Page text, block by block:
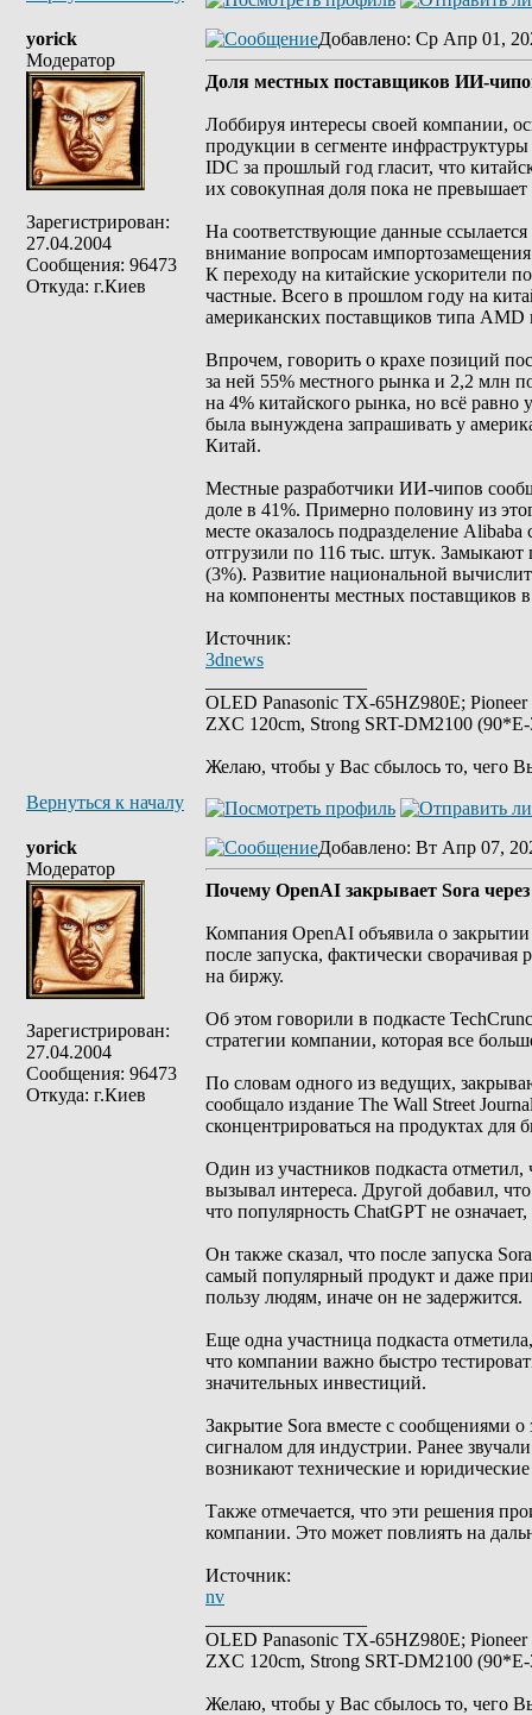
yorick
Модератор
Зарегистрирован:
27.04.2004
Сообщения: 96473
Откуда: г.Киев
Добавлено: Ср Апр 01,
Доля местных поставщиков ИИ-
Лоббируя интересы своей компании,
продукции в сегменте
IDC за прошлый год гласит, что
их совокупная доля пока не превышает
На соответствующие данные
внимание вопросам
К переходу на китайские ускорители
частные. Всего в прошлом году на
американских поставщиков типа AMD
Впрочем, говорить о крахе позиций
за ней 55% местного рынка и 2,2 млн
на 4% китайского рынка, но всё равно
была вынуждена запрашивать у
Китай.
Местные разработчики ИИ-чипов
доле в 41%. Примерно половину из
месте оказалось подразделение
отгрузили по 116 тыс. штук.
(3%). Развитие национальной
на компоненты местных поставщиков
Источник:
3dnews
OLED Panasonic TX-65HZ980E;
ZXC 120cm, Strong SRT-DM2100
Желаю, чтобы у Вас сбылось то, чего
Вернуться к началу
yorick
Модератор
Зарегистрирован:
27.04.2004
Сообщения: 96473
Откуда: г.Киев
Добавлено: Вт Апр 07,
Почему OpenAI закрывает Sora через
Компания OpenAI объявила о
после запуска, фактически
на биржу.
Об этом говорили в подкасте
стратегии компании, которая все
По словам одного из ведущих,
сообщало издание The Wall Street
сконцентрироваться на продуктах для
Один из участников подкаста отметил,
вызывал интереса. Другой добавил,
что популярность ChatGPT не
Он также сказал, что после запуска
самый популярный продукт и даже
пользу людям, иначе он не задержится.
Еще одна участница подкаста
что компании важно быстро
значительных инвестиций.
Закрытие Sora вместе с сообщениями о
сигналом для индустрии. Ранее
возникают технические и
Также отмечается, что эти решения
компании. Это может повлиять на
Источник:
nv
OLED Panasonic TX-65HZ980E;
ZXC 120cm, Strong SRT-DM2100
Желаю, чтобы у Вас сбылось то, чего